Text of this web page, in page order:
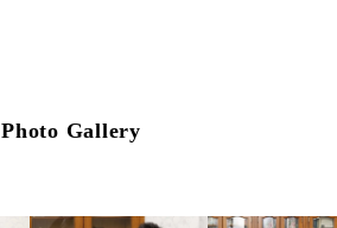
Photo Gallery